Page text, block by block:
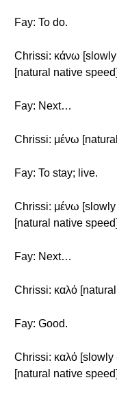
Fay: To do.
Chrissi: κάνω
[natural native
Fay: Next…
Chrissi: μένω
Fay: To stay; live.
Chrissi: μένω
[natural native
Fay: Next…
Chrissi: καλό
Fay: Good.
Chrissi: καλό
[natural native